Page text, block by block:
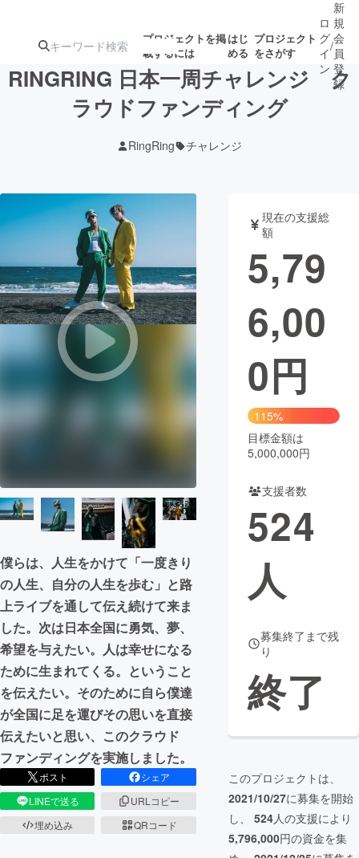
プロジェクトを掲
載するには
はじ
める
プロジェクト
をさがす
ジェクト
ロジェクト
アート・写真 音楽
テクノロジー・ガジェット ゲーム・サ
映像・映画
ビジネス・起業
まちづくり・地域活性化
CAMPFIRE for Social Good
CAMPFIRE Creation
コミュニティ
ロ
グ
イ
ン
/
新
規
会
員
登
録
RINGRING 日本一周チャレンジ ク
ラウドファンディング
RingRing チャレンジ
僕らは、人生をかけて「一度きり
の人生、自分の人生を歩む」と路
上ライブを通して伝え続けて来ま
した。次は日本全国に勇気、夢、
希望を与えたい。人は幸せになる
ために生まれてくる。ということ
を伝えたい。そのために自ら僕達
が全国に足を運びその思いを直接
伝えたいと思い、このクラウド
ファンディングを実施しました。
ポスト
シェア
LINEで送る
URLコピー
埋め込み
QRコード
現在の支援総
額
5,79
6,00
0円
115%
目標金額は
5,000,000円
支援者数
524
人
募集終了まで残
り
終了
このプロジェクトは、
2021/10/27に募集を開始
し、 524人の支援により
5,796,000円の資金を集